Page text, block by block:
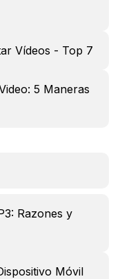
Vídeos - Top 7
5 Maneras
Razones y
Móvil